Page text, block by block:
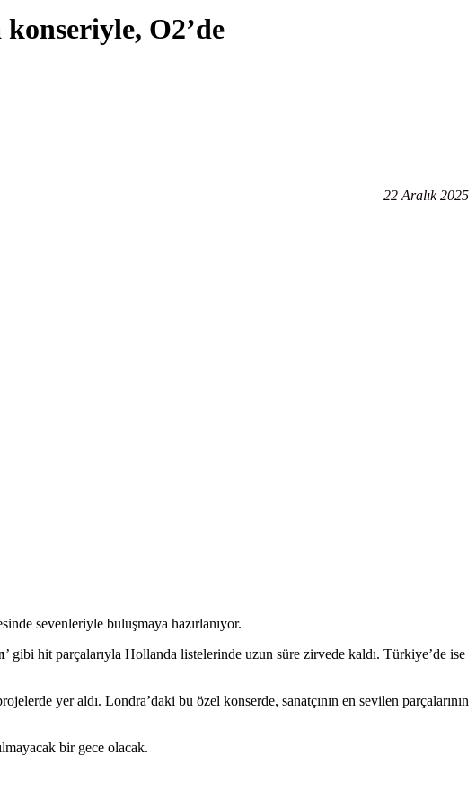
O2’de
22 Aralık 2025
sevenleriyle buluşmaya hazırlanıyor.
’ gibi hit parçalarıyla Hollanda listelerinde uzun süre zirvede kaldı. Türkiye’de ise
yer aldı. Londra’daki bu özel konserde, sanatçının en sevilen parçalarının
bir gece olacak.